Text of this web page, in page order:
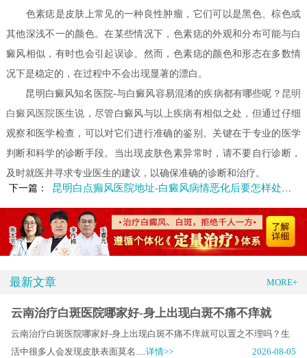
色素痣是皮肤上常见的一种良性肿瘤，它们可以是黑色、棕色或
其他深浅不一的颜色。在某些情况下，色素痣的外观和分布可能与白
癜风相似，有时也会引起误诊。然而，色素痣的颜色和形态在多数情
况下是稳定的，在过程中不会出现显著的漂白。
昆明白癜风知名医院-与白癜风容易混淆的疾病都有哪些呢？ 昆明
白癜风医院 医生说，尽管白癜风与以上疾病有相似之处，但通过仔细
观察和医学检查，可以对它们进行准确的鉴别。关键在于专业的医学
判断和科学的诊断手段。当出现皮肤色素异常时，请不要自行诊断，
及时就医并寻求专业医生的建议，以确保准确的诊断和治疗。
下一篇：
昆明白点癫风医院地址-白癜风病情恶化后要怎样处理呢
最新文章 MORE+
云南治疗白斑医院哪家好-身上出现白斑不痛不痒就
云南治疗白斑医院哪家好-身上出现白斑不痛不痒就可以置之不理吗？生
活中很多人会发现皮肤表面莫名.....详情>> 2026-08-05